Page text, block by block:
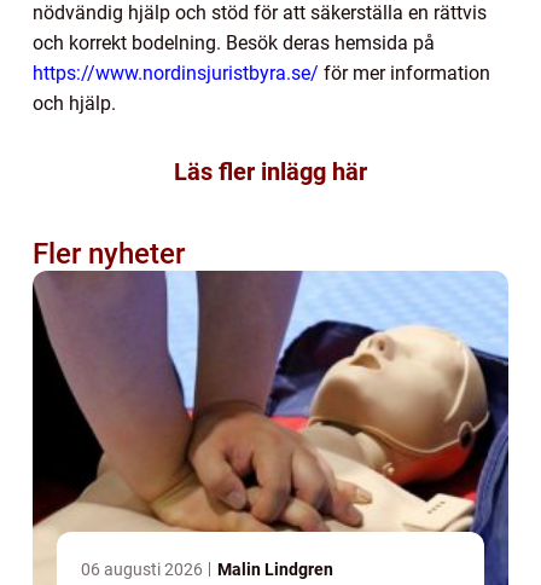
nödvändig hjälp och stöd för att säkerställa en rättvis
och korrekt bodelning. Besök deras hemsida på
https://www.nordinsjuristbyra.se/ för mer information
och hjälp.
Läs fler inlägg här
Fler nyheter
06 augusti 2026 Malin Lindgren